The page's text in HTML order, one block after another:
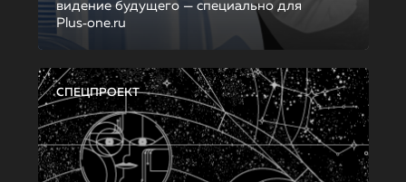
видение будущего — специально для
Plus‑one.ru
СПЕЦПРОЕКТ